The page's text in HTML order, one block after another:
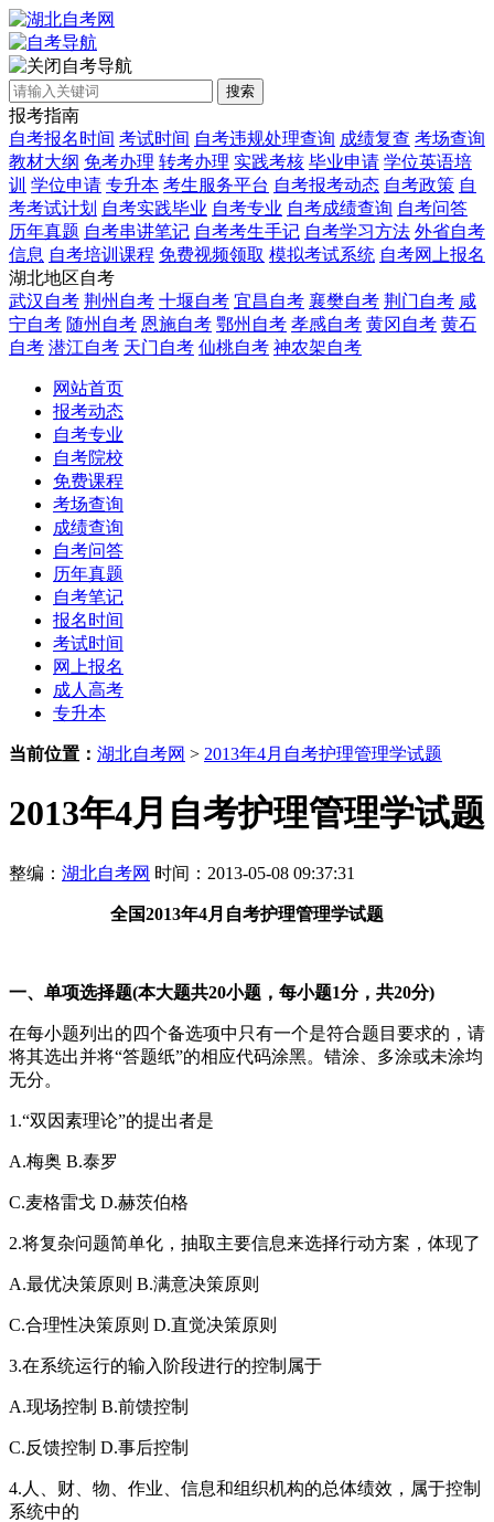
自考导航
搜索
报考指南
自考报名时间 考试时间 自考违规处理查询 成绩复查 考场查询
教材大纲 免考办理 转考办理 实践考核 毕业申请 学位英语培
训 学位申请 专升本 考生服务平台 自考报考动态 自考政策 自
考考试计划 自考实践毕业 自考专业 自考成绩查询 自考问答
历年真题 自考串讲笔记 自考考生手记 自考学习方法 外省自考
信息 自考培训课程 免费视频领取 模拟考试系统 自考网上报名
湖北地区自考
武汉自考 荆州自考 十堰自考 宜昌自考 襄樊自考 荆门自考 咸
宁自考 随州自考 恩施自考 鄂州自考 孝感自考 黄冈自考 黄石
自考 潜江自考 天门自考 仙桃自考 神农架自考
网站首页
报考动态
自考专业
自考院校
免费课程
考场查询
成绩查询
自考问答
历年真题
自考笔记
报名时间
考试时间
网上报名
成人高考
专升本
当前位置： 湖北自考网 > 2013年4月自考护理管理学试题
2013年4月自考护理管理学试题
整编： 湖北自考网 时间：2013-05-08 09:37:31
全国2013年4月自考护理管理学试题
一、单项选择题(本大题共20小题，每小题1分，共20分)
在每小题列出的四个备选项中只有一个是符合题目要求的，请
将其选出并将“答题纸”的相应代码涂黑。错涂、多涂或未涂均
无分。
1.“双因素理论”的提出者是
A.梅奥 B.泰罗
C.麦格雷戈 D.赫茨伯格
2.将复杂问题简单化，抽取主要信息来选择行动方案，体现了
A.最优决策原则 B.满意决策原则
C.合理性决策原则 D.直觉决策原则
3.在系统运行的输入阶段进行的控制属于
A.现场控制 B.前馈控制
C.反馈控制 D.事后控制
4.人、财、物、作业、信息和组织机构的总体绩效，属于控制
系统中的